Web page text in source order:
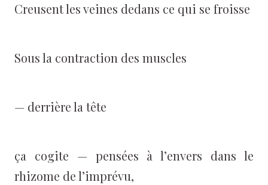
Creusent les veines dedans ce qui se froisse
Sous la contraction des muscles
— derrière la tête
ça cogite — pensées à l’envers dans le
rhizome de l’imprévu,